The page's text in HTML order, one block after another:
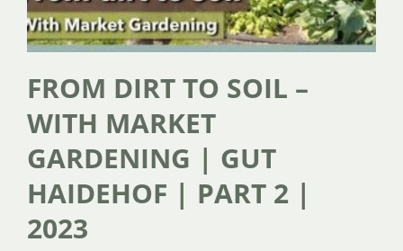
FROM DIRT TO SOIL –
WITH MARKET
GARDENING | GUT
HAIDEHOF | PART 2 |
2023